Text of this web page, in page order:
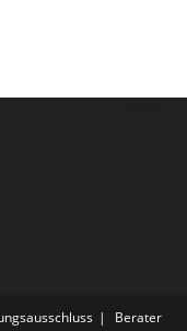
Berater